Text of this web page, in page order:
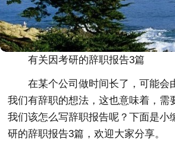
有关因考研的辞职报告3篇
在某个公司做时间长了，可能会
我们有辞职的想法，这也意味着，需
我们该怎么写辞职报告呢？下面是小
研的辞职报告3篇，欢迎大家分享。